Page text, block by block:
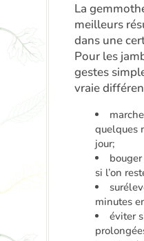
La
meilleurs
dans une
Pour les
gestes
vraie
quelques
jour;
si l’on
minutes
éviter